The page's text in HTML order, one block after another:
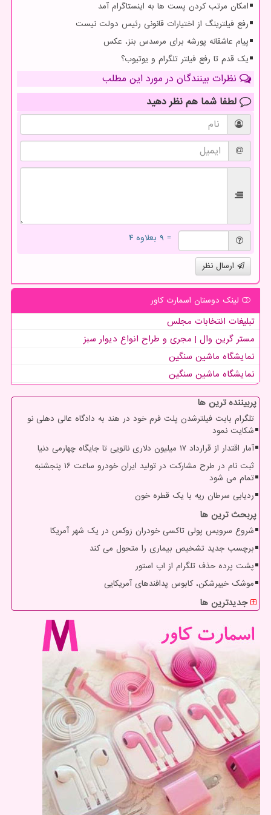
امکان مرتب کردن پست ها به اینستاگرام آمد
رفع فیلترینگ از اختیارات قانونی رئیس دولت نیست
پیام عاشقانه پورشه برای مرسدس بنز، عکس
یک قدم تا رفع فیلتر تلگرام و یوتیوب؟
نظرات بینندگان در مورد این مطلب
لطفا شما هم نظر دهید
= ۹ بعلاوه ۴
ارسال نظر
لینک دوستان اسمارت كاور
تبلیغات انتخابات مجلس
مستر گرین وال | مجری و طراح انواع دیوار سبز
نمایشگاه ماشین سنگین
نمایشگاه ماشین سنگین
پربیننده ترین ها
تلگرام بابت فیلترشدن پلت فرم خود در هند به دادگاه عالی دهلی نو
شکایت نمود
آمار اقتدار از قرارداد ۱۷ میلیون دلاری نانویی تا جایگاه چهارمی دنیا
ثبت نام در طرح مشارکت در تولید ایران خودرو ساعت ۱۶ پنجشنبه
تمام می شود
ردیابی سرطان ریه با یک قطره خون
پربحث ترین ها
شروع سرویس پولی تاکسی خودران زوکس در یک شهر آمریکا
برچسب جدید تشخیص بیماری را متحول می کند
پشت پرده حذف تلگرام از اپ استور
موشک خیبرشکن، کابوس پدافندهای آمریکایی
جدیدترین ها